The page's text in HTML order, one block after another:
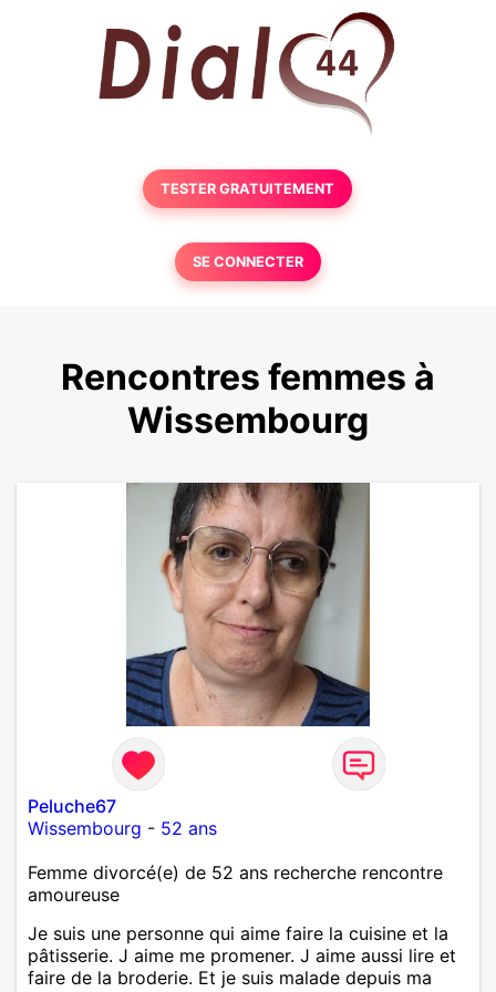
TESTER GRATUITEMENT
SE CONNECTER
Rencontres femmes à
Wissembourg
Peluche67
Wissembourg - 52 ans
Femme divorcé(e) de 52 ans recherche rencontre
amoureuse
Je suis une personne qui aime faire la cuisine et la
pâtisserie. J aime me promener. J aime aussi lire et
faire de la broderie. Et je suis malade depuis ma